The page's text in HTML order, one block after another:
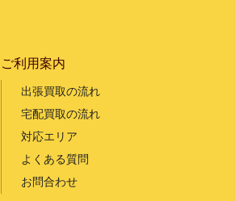
ご利用案内
出張買取の流れ
宅配買取の流れ
対応エリア
よくある質問
お問合わせ